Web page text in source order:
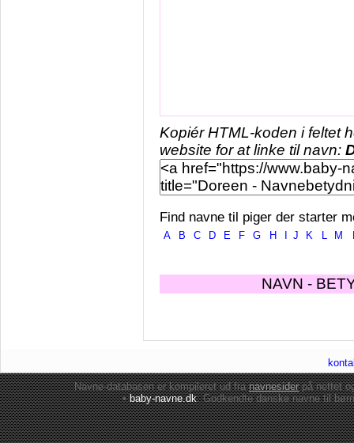
Kopiér HTML-koden i feltet
website for at linke til navn:
Find navne til piger der starter
A B C D E F G H J K L M
NAVN -
Navne-databasen er kompileret ud franavnesiderpå nettet
•baby-navne.dk: Godkendte danskenavne til børn